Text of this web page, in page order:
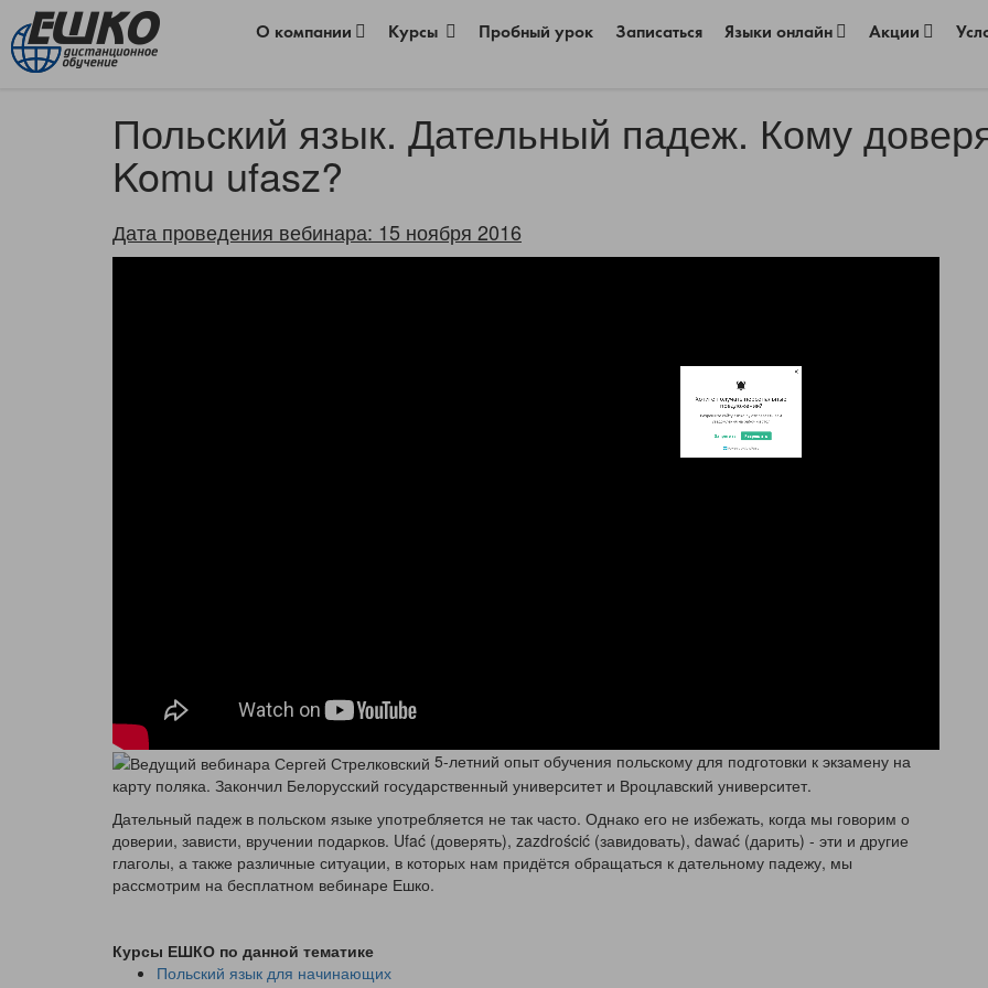
предложения?
Разрешите сайту eshko.by отправлять вам
уведомления на рабочий стол
О компании Курсы Пробный урок Записаться Языки онлайн Акции
Польский язык. Дательный падеж. Кому
Komu ufasz?
Дата проведения вебинара: 15 ноября 2016
5-летний опыт обучения польскому для подготовки к экзамену на
карту поляка. Закончил Белорусский государственный университет и Вроцлавский университет.
Дательный падеж в польском языке употребляется не так часто. Однако его не избежать, когда мы говорим о
доверии, зависти, вручении подарков. Ufać (доверять), zazdrościć (завидовать), dawać (дарить) - эти и другие
глаголы, а также различные ситуации, в которых нам придётся обращаться к дательному падежу, мы
рассмотрим на бесплатном вебинаре Ешко.
Курсы ЕШКО по данной тематике
Польский язык для начинающих